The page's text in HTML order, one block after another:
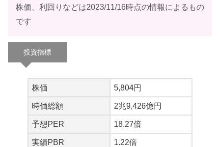
株価、利回りなどは2023/11/16時点の情報によるもの
です
投資指標
株価 5,804円
時価総額 2兆9,426億円
予想PER 18.27倍
実績PBR 1.22倍